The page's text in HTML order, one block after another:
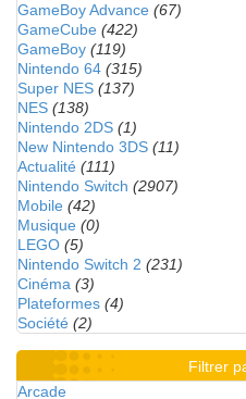
GameBoy Advance (67)
GameCube (422)
GameBoy (119)
Nintendo 64 (315)
Super NES (137)
NES (138)
Nintendo 2DS (1)
New Nintendo 3DS (11)
Actualité (111)
Nintendo Switch (2907)
Mobile (42)
Musique (0)
LEGO (5)
Nintendo Switch 2 (231)
Cinéma (3)
Plateformes (4)
Société (2)
Filtrer
Arcade